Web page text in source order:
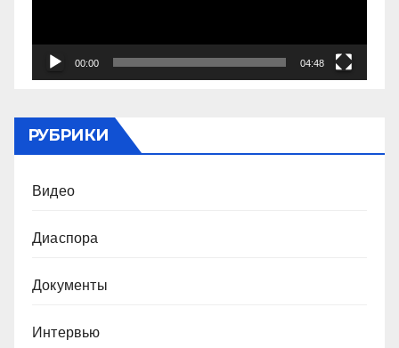
00:00 04:48
РУБРИКИ
Видео
Диаспора
Документы
Интервью